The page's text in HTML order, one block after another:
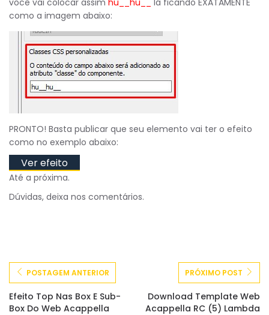
como a imagem abaixo:
PRONTO! Basta publicar que seu elemento vai ter o efeito
como no exemplo abaixo:
Ver efeito
Até a próxima.
Dúvidas, deixa nos comentários.
POSTAGEM ANTERIOR
Efeito Top Nas Box E Sub-
Box Do Web Acappella
PRÓXIMO POST
Download Template Web
Acappella RC (5) Lambda